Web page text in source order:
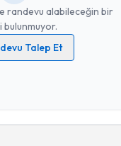
randevu alabileceğin bir
bulunmuyor.
Talep Et
ilişkinAydınlatma Metni